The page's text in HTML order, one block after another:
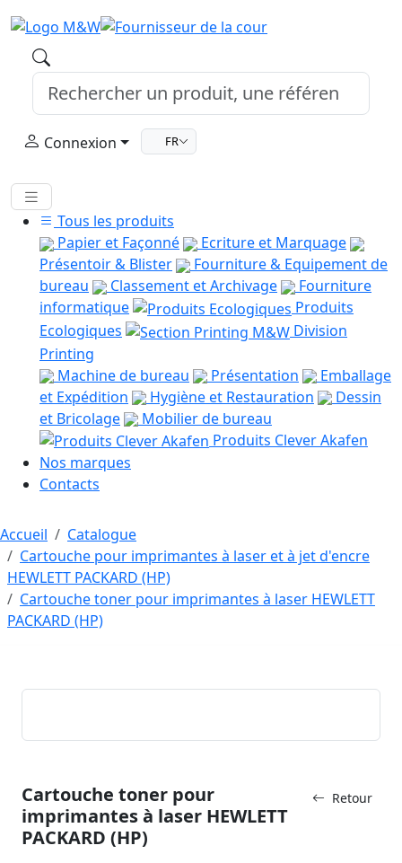
Connexion FR
Tous les produits
Papier et Façonné
Ecriture et Marquage
Présentoir & Blister
Fourniture & Equipement de
bureau
Classement et Archivage
Fourniture
informatique
Produits
Ecologiques
Division
Printing
Machine de bureau
Présentation
Emballage
et Expédition
Hygiène et Restauration
Dessin
et Bricolage
Mobilier de bureau
Produits Clever Akafen
Nos marques
Contacts
Accueil
Catalogue
Cartouche pour imprimantes à laser et à jet d'encre
HEWLETT PACKARD (HP)
Cartouche toner pour imprimantes à laser HEWLETT
PACKARD (HP)
Retour
Cartouche toner pour
imprimantes à laser HEWLETT
PACKARD (HP)